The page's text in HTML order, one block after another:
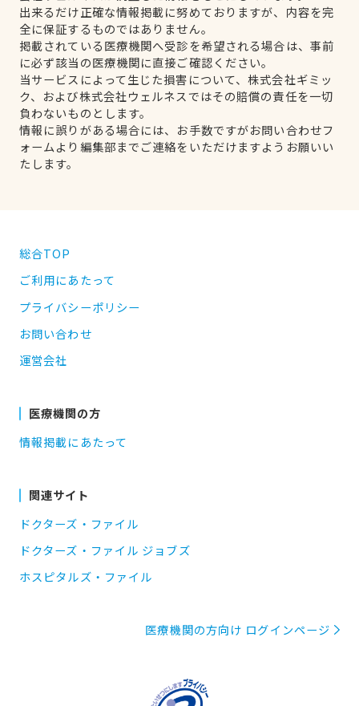
出来るだけ正確な情報掲載に努めておりますが、内容を完
全に保証するものではありません。
掲載されている医療機関へ受診を希望される場合は、事前
に必ず該当の医療機関に直接ご確認ください。
当サービスによって生じた損害について、株式会社ギミッ
ク、および株式会社ウェルネスではその賠償の責任を一切
負わないものとします。
情報に誤りがある場合には、お手数ですがお問い合わせフ
ォームより編集部までご連絡をいただけますようお願いい
たします。
総合TOP
ご利用にあたって
プライバシーポリシー
お問い合わせ
運営会社
医療機関の方
情報掲載にあたって
関連サイト
ドクターズ・ファイル
ドクターズ・ファイル ジョブズ
ホスピタルズ・ファイル
医療機関の方向け ログインページ